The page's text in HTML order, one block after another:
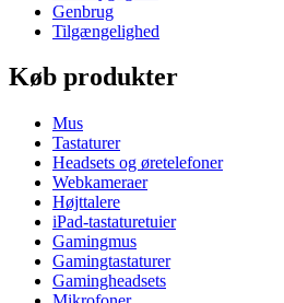
Genbrug
Tilgængelighed
Køb produkter
Mus
Tastaturer
Headsets og øretelefoner
Webkameraer
Højttalere
iPad-tastaturetuier
Gamingmus
Gamingtastaturer
Gamingheadsets